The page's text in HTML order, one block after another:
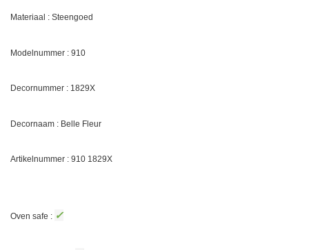
Materiaal : Steengoed
Modelnummer : 910
Decornummer : 1829X
Decornaam : Belle Fleur
Artikelnummer : 910 1829X
Oven safe : ✓